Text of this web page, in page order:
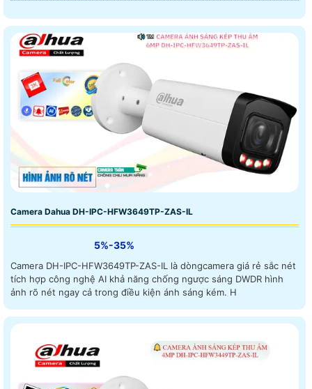
Camera Dahua DH-IPC-HFW3649TP-ZAS-IL
5%-35%
Camera DH-IPC-HFW3649TP-ZAS-IL là dòngcamera giá rẻ sắc nét
tích hợp công nghệ AI khả năng chống ngược sáng DWDR hình
ảnh rõ nét ngay cả trong điều kiện ánh sáng kém. H